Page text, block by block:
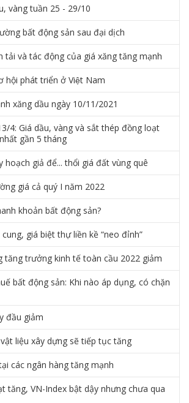
vàng tuần 25 - 29/10
bất động sản sau đại dịch
tải và tác động của giá xăng tăng mạnh
hội phát triển ở Việt Nam
xăng dầu ngày 10/11/2021
4: Giá dầu, vàng và sắt thép đồng loạt
gần 5 tháng
hoạch giả để... thổi giá đất vùng quê
giá cả quý I năm 2022
khoản bất động sản?
giá biệt thự liền kề “neo đỉnh”
tăng trưởng kinh tế toàn cầu 2022 giảm
bất động sản: Khi nào áp dụng, có chặn
đầu giảm
liệu xây dựng sẽ tiếp tục tăng
các ngân hàng tăng mạnh
tăng, VN-Index bật dậy nhưng chưa qua